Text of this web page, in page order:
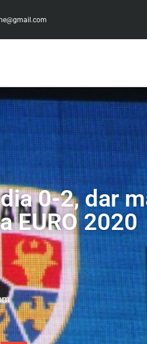
0-2, dar
EURO 2020